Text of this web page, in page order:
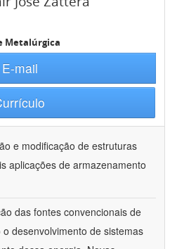
Metalúrgica
E-mail
e modificação de estruturas
aplicações de armazenamento
das fontes convencionais de
desenvolvimento de sistemas